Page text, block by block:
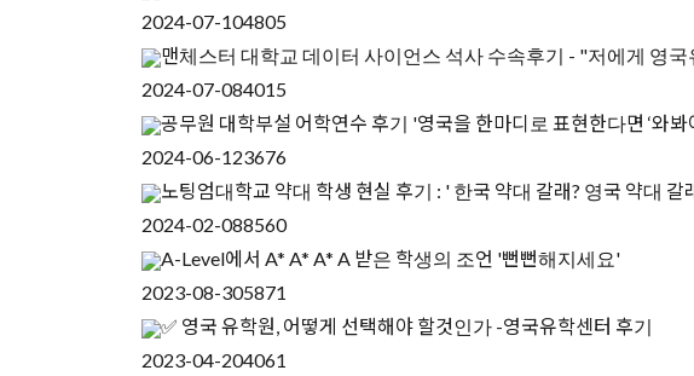
2024-07-104805
맨체스터 대학교 데이터 사이언스 석사 수속후기 - "저에게 영
2024-07-084015
공무원 대학부설 어학연수 후기 '영국을 한마디로 표현한다면 ‘와봐
2024-06-123676
노팅엄대학교 약대 학생 현실 후기 : ' 한국 약대 갈래? 영국 약대
2024-02-088560
A-Level에서 A* A* A* A 받은 학생의 조언 '뻔뻔해지세요'
2023-08-305871
✅ 영국 유학원, 어떻게 선택해야 할것인가 -영국유학센터 후기
2023-04-204061